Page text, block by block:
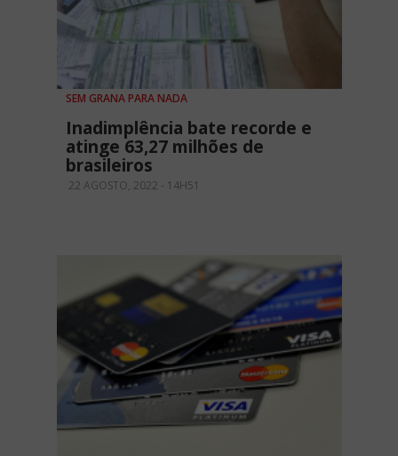
SEM GRANA PARA NADA
Inadimplência bate recorde e
atinge 63,27 milhões de
brasileiros
22 AGOSTO, 2022 - 14H51